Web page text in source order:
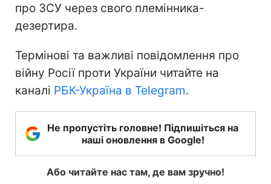
про ЗСУ через свого племінника-
дезертира.
Термінові та важливі повідомлення про
війну Росії проти України читайте на
каналі РБК-Україна в Telegram.
Не пропустіть головне! Підпишіться на
наші оновлення в Google!
Або читайте нас там, де вам зручно!